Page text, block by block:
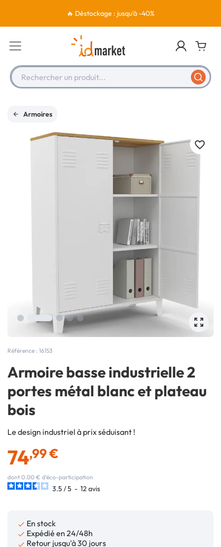
🔥 Déstockage : jusqu'à -40%
Rechercher un produit...
Armoires
Référence : 16153
Armoire basse industrielle 2
portes métal blanc et plateau
bois
Le design industriel à prix séduisant !
74,99 €
dont 0.00 € d'éco-participation
3.5 /5 - 12 avis
 En stock
 Expédié en 24/48h
 Retour jusqu'à 30 jours
favorite_border